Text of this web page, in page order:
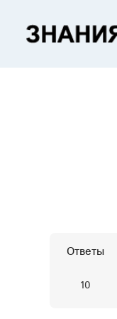
Ответы
10